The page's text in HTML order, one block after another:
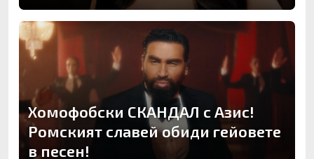
Хомофобски СКАНДАЛ с Азис!
Ромският славей обиди гейовете
в песен!